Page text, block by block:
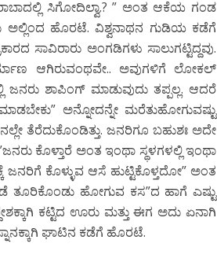
ಸಿಗೋದಿಲ್ವಾ.? ” ಅಂತ ಆಕೆಯ ಗಂಡ
ಅಲ್ಲಿಂದ ಹೊರಟೆ. ವಿಶ್ವನಾಥನ ಗುಡಿಯ ಕಡೆಗೆ
ಸಾವಿರಾರು ಅಂಗಡಿಗಳು ಸಾಲುಗಟ್ಟಿದ್ದವು.
ಆಗಿರುವಂಥವೇ.. ಅವುಗಳಿಗೆ ಲೋಕಲ್
ಜನರು ಶಾಪಿಂಗ್ ಮಾಡುವುದು ತಪ್ಪಲ್ಲ. ಆದರೆ
ಅನ್ನೋದನ್ನೇ ಮರೆತುಹೋಗುವಷ್ಟು
ತೆರೆದುಕೊಂಡಿತ್ತು. ಜನರಿಗೂ ಬಹುಶಃ ಅದೇ
ಕೊಳ್ತಾರೆ ಅಂತ ಇಂಥಾ ಸ್ಥಳಗಳಲ್ಲಿ ಇಂಥಾ
ಜನರಿಗೆ ಕೊಳ್ಳುವ ಆಸೆ ಹುಟ್ಟಿಕೊಳ್ತದೋ” ಅಂತ
ತೂರಿಕೊಂಡು ಹೋಗುವ ಕಸ”ದ ಹಾಗೆ ಎಷ್ಟು
ಕಟ್ಟಿದ ಊರು ಮತ್ತು ಈಗ ಅದು ಏನಾಗಿ
ಘಾಟಿನ ಕಡೆಗೆ ಹೊರಟೆ.